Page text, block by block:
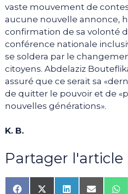
vaste mouvement de
aucune nouvelle annonce,
confirmation de sa volonté
conférence nationale
se soldera par le
citoyens. Abdelaziz
assuré que ce serait sa
de quitter le pouvoir et de
nouvelles générations».
K. B.
Partager l'article
ShareShareShareShare